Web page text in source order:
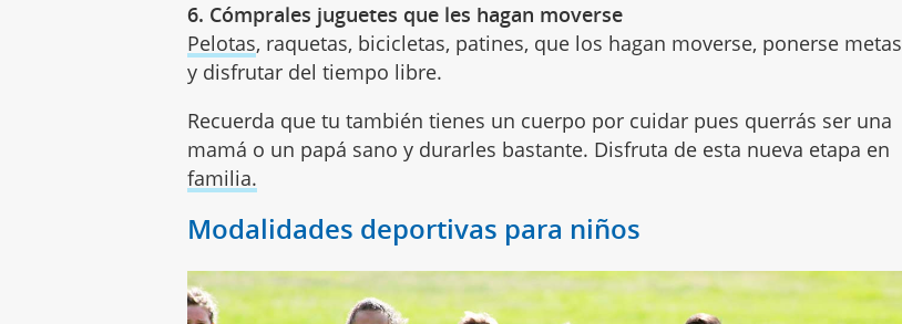
6. Cómprales juguetes que les hagan moverse
Pelotas, raquetas, bicicletas, patines, que los hagan moverse, ponerse metas
y disfrutar del tiempo libre.
Recuerda que tu también tienes un cuerpo por cuidar pues querrás ser una
mamá o un papá sano y durarles bastante. Disfruta de esta nueva etapa en
familia.
Modalidades deportivas para niños